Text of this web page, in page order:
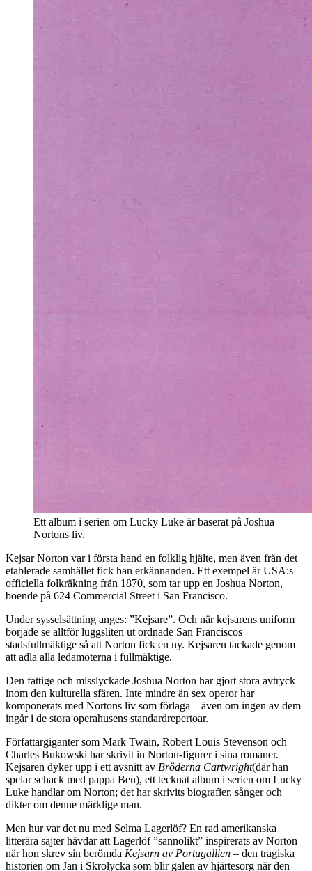
Ett album i serien om Lucky Luke är baserat på Joshua
Nortons liv.
Kejsar Norton var i första hand en folklig hjälte, men även från det
etablerade samhället fick han erkännanden. Ett exempel är USA:s
officiella folkräkning från 1870, som tar upp en Joshua Norton,
boende på 624 Commercial Street i San Francisco.
Under sysselsättning anges: ”Kejsare”. Och när kejsarens uniform
började se alltför luggsliten ut ordnade San Franciscos
stadsfullmäktige så att Norton fick en ny. Kejsaren tackade genom
att adla alla ledamöterna i fullmäktige.
Den fattige och misslyckade Joshua Norton har gjort stora avtryck
inom den kulturella sfären. Inte mindre än sex operor har
komponerats med Nortons liv som förlaga – även om ingen av dem
ingår i de stora operahusens standardrepertoar.
Författargiganter som Mark Twain, Robert Louis Stevenson och
Charles Bukowski har skrivit in Norton-figurer i sina romaner.
Kejsaren dyker upp i ett avsnitt av Bröderna Cartwright(där han
spelar schack med pappa Ben), ett tecknat album i serien om Lucky
Luke handlar om Norton; det har skrivits biografier, sånger och
dikter om denne märklige man.
Men hur var det nu med Selma Lagerlöf? En rad amerikanska
litterära sajter hävdar att Lagerlöf ”sannolikt” inspirerats av Norton
när hon skrev sin berömda Kejsarn av Portugallien – den tragiska
historien om Jan i Skrolycka som blir galen av hjärtesorg när den